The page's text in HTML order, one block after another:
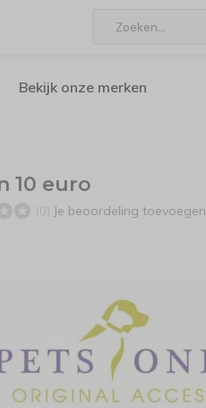
Bekijk onze merken
10 euro
(0) Je beoordeling toevoegen